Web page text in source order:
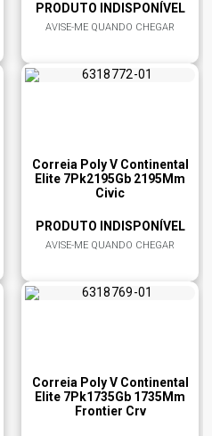
PRODUTO INDISPONÍVEL
AVISE-ME QUANDO CHEGAR
Correia Poly V Continental
Elite 7Pk2195Gb 2195Mm
Civic
PRODUTO INDISPONÍVEL
AVISE-ME QUANDO CHEGAR
Correia Poly V Continental
Elite 7Pk1735Gb 1735Mm
Frontier Crv